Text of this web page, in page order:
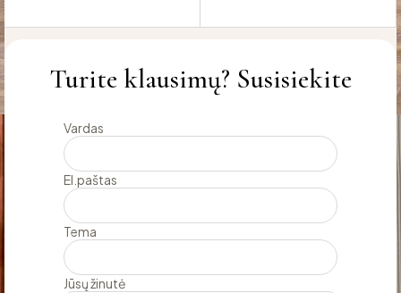
Turite klausimų? Susisiekite
Vardas
El.paštas
Tema
Jūsų žinutė